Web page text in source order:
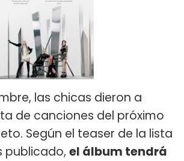
las chicas dieron a
de canciones del próximo
Según el teaser de la lista
publicado, el álbum tendrá